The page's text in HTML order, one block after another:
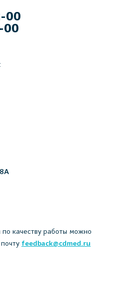
00
00
качеству работы можно
feedback@cdmed.ru